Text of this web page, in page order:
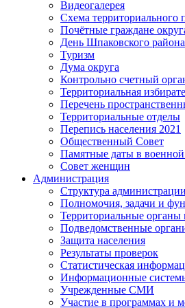
Видеогалерея
Схема территориального
Почётные граждане
День Шпаковского района
Туризм
Дума округа
Контрольно счетный
Территориальная
Перечень
Территориальные отделы
Перепись населения 2021
Общественный Совет
Памятные даты в
Совет женщин
Администрация
Структура
Полномочия, задачи и
Территориальные органы
Подведомственные
Защита населения
Результаты проверок
Статистическая
Информационные
Учрежденные СМИ
Участие в программах и